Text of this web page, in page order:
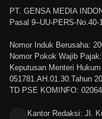
PT. GENSA MEDIA
Pasal 9–UU-PERS-No.40-
Nomor Induk Berusaha:
Nomor Pokok Wajib
Keputusan Menteri
051781.AH.01.30.Tahun
TD PSE KOMINFO:
Kantor Redaksi: Jl.